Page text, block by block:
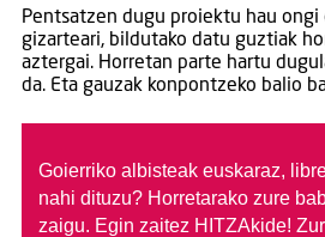
Pentsatzen dugu proiektu hau ongi
gizarteari, bildutako datu guztiak
aztergai. Horretan parte hartu
da. Eta gauzak konpontzeko balio
Goierriko albisteak euskaraz,
nahi dituzu? Horretarako zure
zaigu. Egin zaitez HITZAkide!